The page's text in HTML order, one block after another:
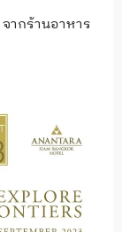
จากร้านอาหาร